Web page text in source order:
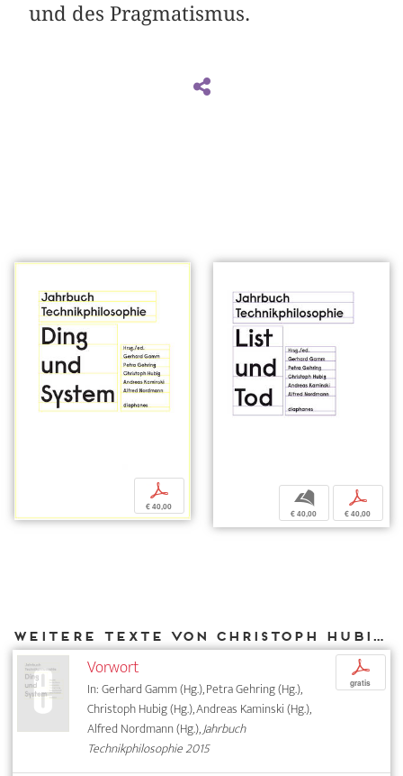
und des Pragmatismus.
p
€ 40,00 b
€ 40,00
p
€ 40,00
Weitere Texte von Christoph Hubig bei DIAPHANES
Vorwort
In: Gerhard Gamm (Hg.), Petra Gehring (Hg.),
Christoph Hubig (Hg.), Andreas Kaminski (Hg.),
Alfred Nordmann (Hg.),Jahrbuch
Technikphilosophie 2015
p
gratis